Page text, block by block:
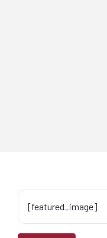
[featured_image]